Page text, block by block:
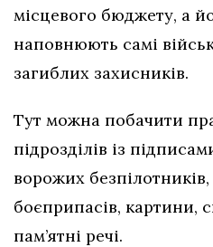
місцевого бюджету, а
наповнюють самі
загиблих захисників.
Тут можна побачити
підрозділів із
ворожих
боєприпасів, картини,
пам’ятні речі.